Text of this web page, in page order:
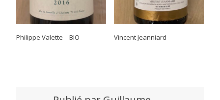
Philippe Valette – BIO Vincent Jeanniard